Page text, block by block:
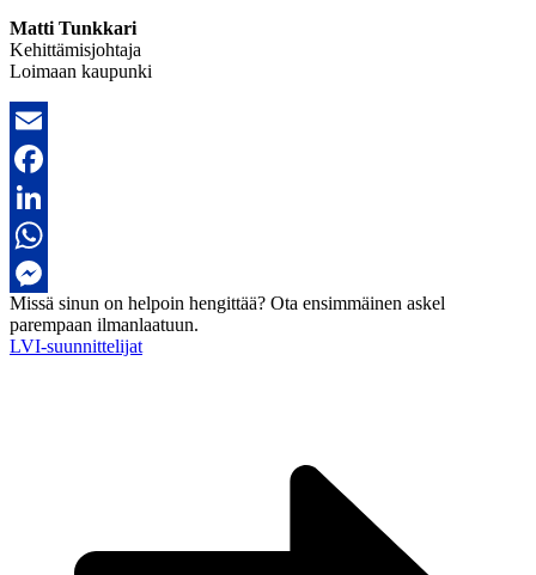
Matti Tunkkari
Kehittämisjohtaja
Loimaan kaupunki
Email
Facebook
LinkedIn
WhatsApp
Messenger
Missä sinun on helpoin hengittää? Ota ensimmäinen askel
parempaan ilmanlaatuun.
LVI-suunnittelijat